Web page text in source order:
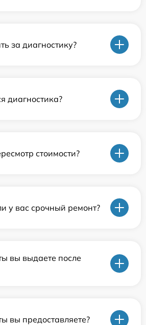
за диагностику?
диагностика?
стоимости?
у вас срочный ремонт?
вы выдаете после
вы предоставляете?